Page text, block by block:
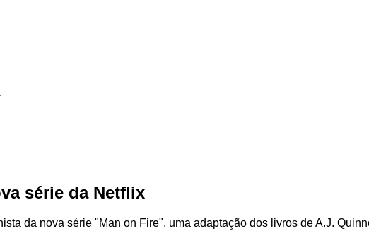
série da Netflix
da nova série "Man on Fire", uma adaptação dos livros de A.J.